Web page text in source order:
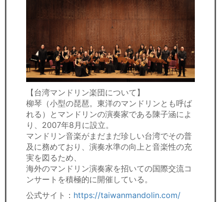
【台湾マンドリン楽団について】
柳琴（小型の琵琶。東洋のマンドリンとも呼ば
れる）とマンドリンの演奏家である陳子涵によ
り、2007年8月に設立。
マンドリン音楽がまだまだ珍しい台湾でその普
及に務めており、演奏水準の向上と音楽性の充
実を図るため、
海外のマンドリン演奏家を招いての国際交流コ
ンサートを積極的に開催している。
公式サイト： https://taiwanmandolin.com/